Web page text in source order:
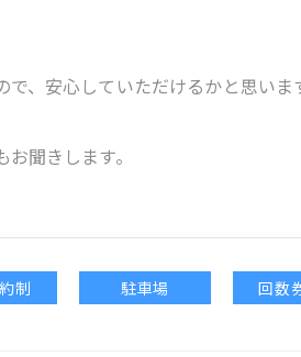
、安心していただけるかと思いま
聞きします。
制 駐車場 回数